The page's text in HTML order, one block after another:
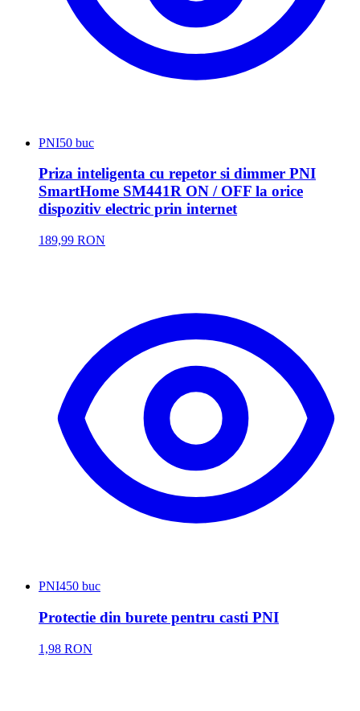
PNI50 buc
Priza inteligenta cu repetor si dimmer PNI
SmartHome SM441R ON / OFF la orice
dispozitiv electric prin internet
189,99 RON
PNI450 buc
Protectie din burete pentru casti PNI
1,98 RON